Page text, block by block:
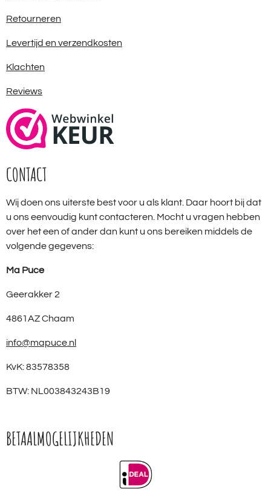
Retourneren
Levertijd en verzendkosten
Klachten
Reviews
CONTACT
Wij doen ons uiterste best voor u als klant. Daar hoort bij dat
u ons eenvoudig kunt contacteren. Mocht u vragen hebben
over het een of ander dan kunt u ons bereiken middels de
volgende gegevens:
Ma Puce
Geerakker 2
4861AZ Chaam
info@mapuce.nl
KvK: 83578358
BTW: NL003843243B19
BETAALMOGELIJKHEDEN